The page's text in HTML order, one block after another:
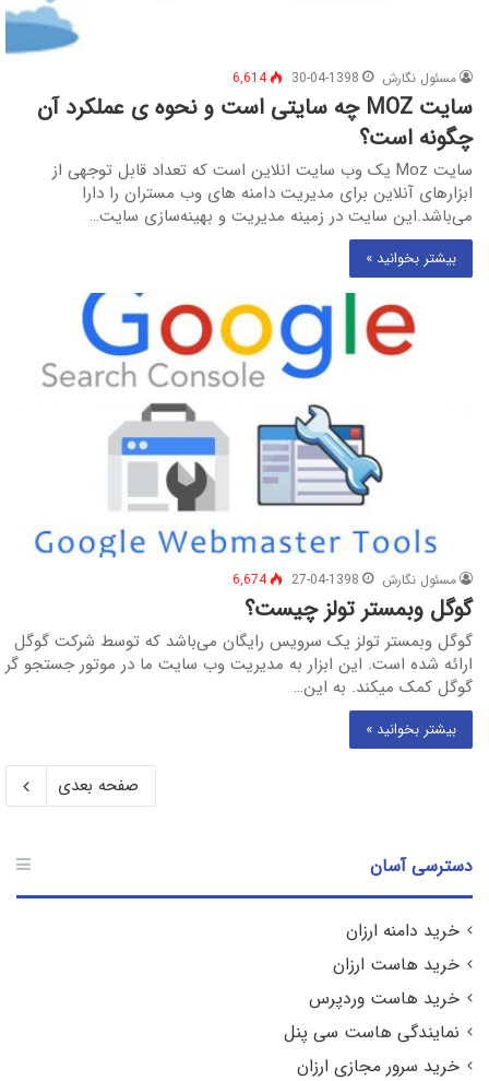
مسئول نگارش 30-04-1398
6,614
سایت MOZ چه سایتی است و نحوه ی عملکرد آن
چگونه است؟
سایت Moz‬ یک وب سایت انلاین است که تعداد قابل توجهی از
ابزارهای آنلاین برای مدیریت دامنه های وب مستران را دارا
می‌باشد.این سایت در زمینه مدیریت و بهینه‌سازی سایت…
بیشتر بخوانید »
مسئول نگارش 27-04-1398
6,674
گوگل وبمستر تولز چیست؟
گوگل وبمستر تولز یک سرویس رایگان می‌باشد که توسط شرکت گوگل
ارائه شده است. این ابزار به مدیریت وب سایت ما در موتور جستجو گر
گوگل کمک میکند. به این…
بیشتر بخوانید »
صفحه بعدی
دسترسی آسان
خرید دامنه ارزان
خرید هاست ارزان
خرید هاست وردپرس
نمایندگی هاست سی پنل
خرید سرور مجازی ارزان